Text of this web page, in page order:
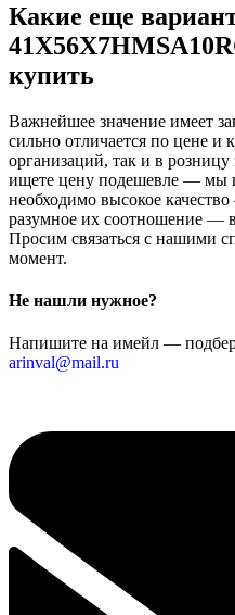
Какие еще
купить
Важнейшее значение имеет
сильно отличается по цене и
организаций, так и в
ищете цену подешевле — мы
необходимо высокое
разумное их соотношение —
Просим связаться с нашими
момент.
Не нашли нужное?
Напишите на имейл —
arinval@mail.ru